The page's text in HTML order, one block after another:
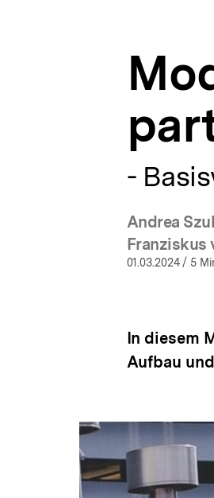
-
Andrea
Franziskus
01.03.2024/ 5
In diesem
Aufbau